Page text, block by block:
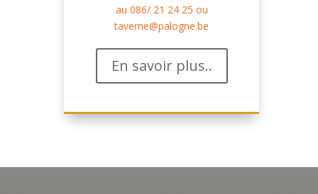
au 086/ 21 24 25 ou
taverne@palogne.be
En savoir plus..